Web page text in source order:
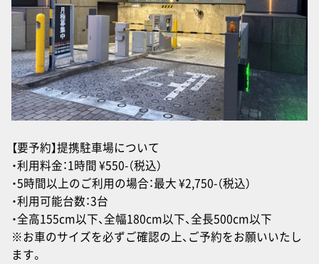
【要予約】提携駐車場について
・利用料金：1時間 ¥550-（税込）
・5時間以上のご利用の場合：最大 ¥2,750-（税込）
・利用可能台数：3台
・全高155cm以下、全幅180cm以下、全長500cm以下
※お車のサイズを必ずご確認の上、ご予約をお願いいたし
ます。